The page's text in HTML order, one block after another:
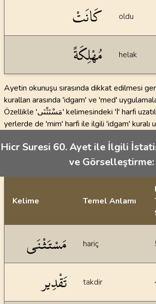
كَانَتْ oldu
مُهْلِكَةً helak
Ayetin okunuşu sırasında dikkat edilmesi
kuralları arasında 'idgam' ve 'med'
Özellikle 'مَسْتَثْنَى' kelimesindeki 'ا' harfi uzatılırken, diğer bazı
yerlerde de 'mim' harfi ile ilgili 'idgam' kuralı
Hicr Suresi 60. Ayet ile İlgili
ve Görselleştirme:
Kelime Temel Anlamı
مَسْتَثْنَى hariç
تَقْدِير takdir